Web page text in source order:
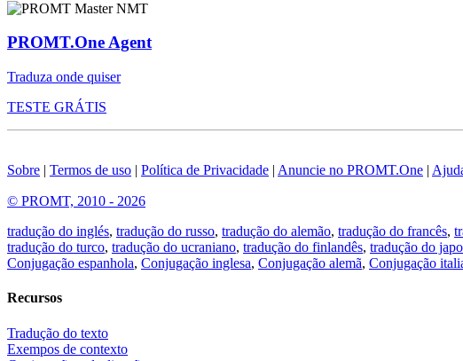
PROMT.One Agent
Traduza onde quiser
TESTE GRÁTIS
Sobre | Termos de uso | Política de Privacidade | Anuncie no PROMT.One |
© PROMT, 2010 - 2026
tradução do inglés, tradução do russo, tradução do alemão, tradução do francês,
tradução do turco, tradução do ucraniano, tradução do finlandês, tradução do
Conjugação espanhola, Conjugação inglesa, Conjugação alemã, Conjugação
Recursos
Tradução do texto
Exempos de contexto